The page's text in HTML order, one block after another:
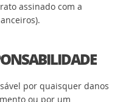
assinado com a
por quaisquer danos
ou por um